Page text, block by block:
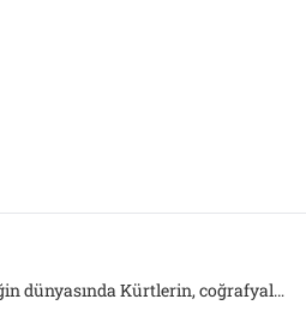
Etyen Mahçupyan: “Geleceğin dünyasında Kürtlerin, coğrafyaları aşan büyük bir etki yaratma şansı var”